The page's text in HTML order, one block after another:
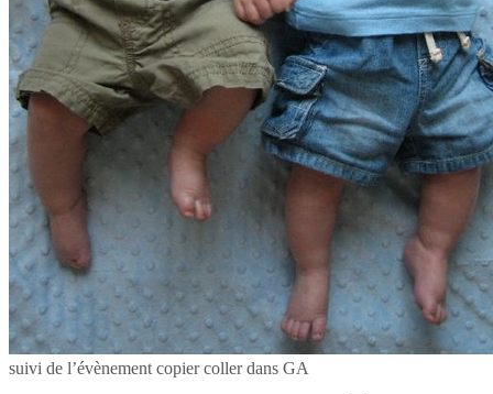
suivi de l’évènement copier coller dans GA